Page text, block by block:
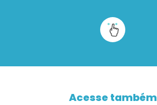
Acesse também